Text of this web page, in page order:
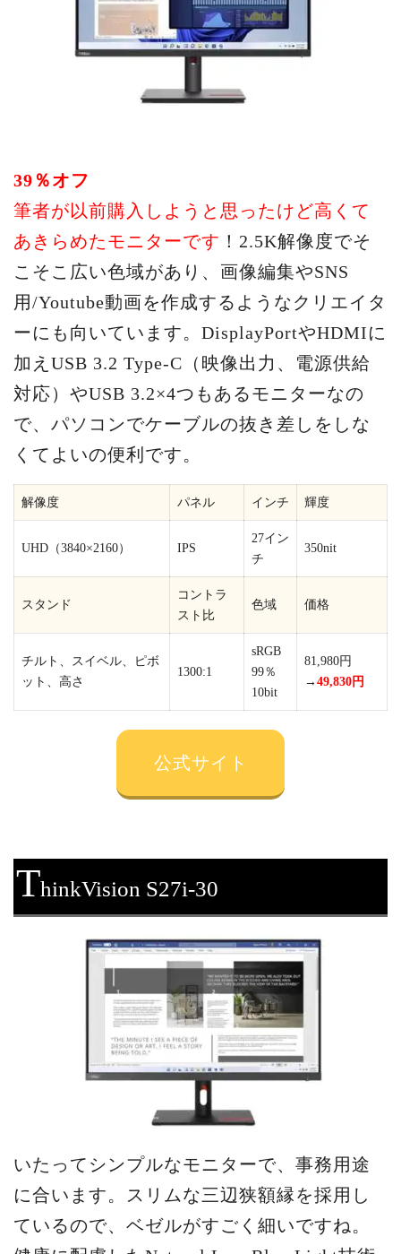
39％オフ
筆者が以前購入しようと思ったけど高くて
あきらめたモニターです ！2.5K解像度でそ
こそこ広い色域があり、画像編集やSNS
用/Youtube動画を作成するようなクリエイタ
ーにも向いています。DisplayPortやHDMIに
加えUSB 3.2 Type-C（映像出力、電源供給
対応）やUSB 3.2×4つもあるモニターなの
で、パソコンでケーブルの抜き差しをしな
くてよいの便利です。
解像度 パネル インチ 輝度
UHD（3840×2160） IPS
27イン
チ
350nit
スタンド
コントラ
スト比
色域 価格
チルト、スイベル、ピボ
ット、高さ
1300:1
sRGB
99％
10bit
81,980円
→ 49,830円
公式サイト
ThinkVision S27i-30
いたってシンプルなモニターで、事務用途
に合います。スリムな三辺狭額縁を採用し
ているので、ベゼルがすごく細いですね。